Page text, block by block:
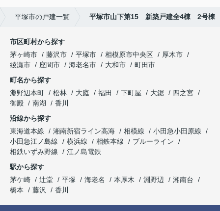
平塚市の戸建一覧 平塚市山下第15 新築戸建全4棟 2号棟
市区町村から探す
茅ヶ崎市
藤沢市 平塚市 相模原市中央区
厚木市
綾瀬市
座間市 海老名市 大和市
町田市
町名から探す
淵野辺本町
松林 大庭 福田 下町屋 大鋸
四之宮
御殿
南湖
香川
沿線から探す
東海道本線
湘南新宿ライン高海 相模線
小田急小田原線
小田急江ノ島線
横浜線 相鉄本線
ブルーライン
相鉄いずみ野線
江ノ島電鉄
駅から探す
茅ケ崎
辻堂 平塚 海老名 本厚木 淵野辺
湘南台
橋本
藤沢 香川